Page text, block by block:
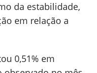
da estabilidade,
em relação a
0,51% em